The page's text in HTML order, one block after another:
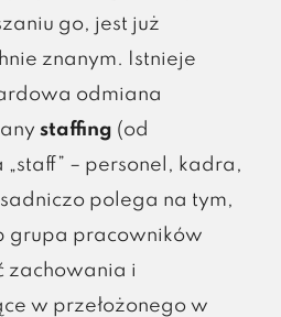
go, jest już
znanym. Istnieje
odmiana
staffing (od
– personel, kadra,
polega na tym,
grupa pracowników
zachowania i
w przełożonego w